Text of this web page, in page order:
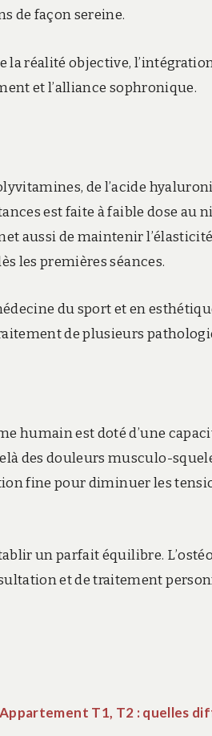
de façon sereine.
réalité objective,
et l’alliance sophronique.
de l’acide
est faite à faible dose au
aussi de maintenir
les premières séances.
du sport et en
de plusieurs
humain est doté d’une
des douleurs musculo-
fine pour diminuer les
un parfait équilibre.
et de traitement
Appartement T1, T2 : quelles